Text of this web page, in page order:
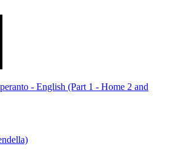
- English (Part 1 - Home 2 and